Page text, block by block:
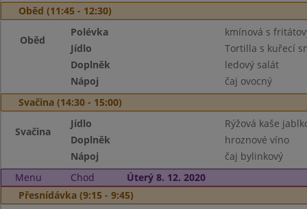
Oběd (11:45 - 12:30)
Oběd
Polévka
kmínová s
Jídlo
Tortilla s kuřecí
Doplněk
ledový salát
Nápoj
čaj ovocný
Svačina (14:30 - 15:00)
Svačina
Jídlo
Rýžová kaše
Doplněk
hroznové víno
Nápoj
čaj bylinkový
Menu
Chod
Úterý 8. 12. 2020
Přesnídávka (9:15 - 9:45)